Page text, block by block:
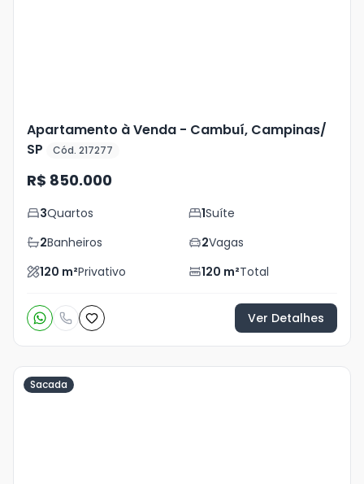
Apartamento à Venda - Cambuí, Campinas/
SP
Cód. 217277
R$ 850.000
3Quartos 1Suíte
2Banheiros 2Vagas
120 m²Privativo 120 m²Total
Ver Detalhes
Sacada